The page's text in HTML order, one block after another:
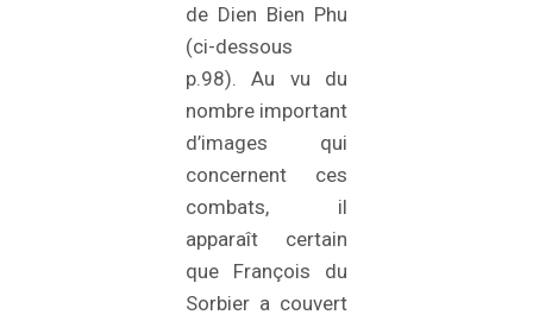
de Dien Bien Phu
(ci-dessous
p.98). Au vu du
nombre important
d’images qui
concernent ces
combats, il
apparaît certain
que François du
Sorbier a couvert